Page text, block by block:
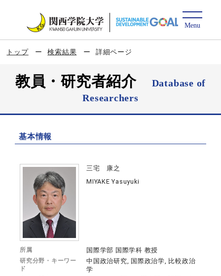
トップ 検索結果 詳細ページ
教員・研究者紹介
Database of
Researchers
基本情報
三宅 康之
MIYAKE Yasuyuki
所属 国際学部 国際学科 教授
研究分野・キーワー
ド
中国政治研究, 国際政治学, 比較政治
学